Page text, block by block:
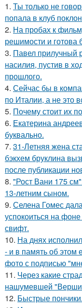
1. Ты только не
попала в клуб
2. На пробах к
решимости и готова
3. Павел прилучный
насилия, пустив в
прошлого.
4. Сейчас бы в
по Италии, а не это
5. Почему стоит их
6. Екатерина
буквально.
7. 31-Летняя жена
бэкхем бруклина
после публикации
8. "Рост Вани 175
13-летним сыном.
9. Селена Гомес
успокоиться на
свифт.
10. На днях
- и в память об этом
фото с подписью
11. Через какие
нашумевшей
12. Быстрые